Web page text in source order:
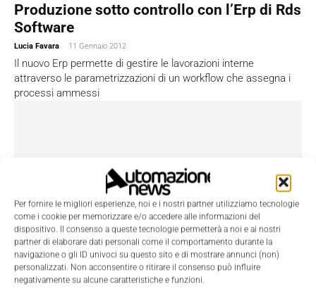
Per fornire le migliori esperienze, noi e i nostri partner utilizziamo tecnologie
come i cookie per memorizzare e/o accedere alle informazioni del
dispositivo. Il consenso a queste tecnologie permetterà a noi e ai nostri
partner di elaborare dati personali come il comportamento durante la
navigazione o gli ID univoci su questo sito e di mostrare annunci (non)
personalizzati. Non acconsentire o ritirare il consenso può influire
negativamente su alcune caratteristiche e funzioni.
Produzione sotto controllo con l’Erp di Rds
Software
Lucia Favara - 11 Gennaio 2012
Il nuovo Erp permette di gestire le lavorazioni interne
attraverso le parametrizzazioni di un workflow che assegna i
processi ammessi